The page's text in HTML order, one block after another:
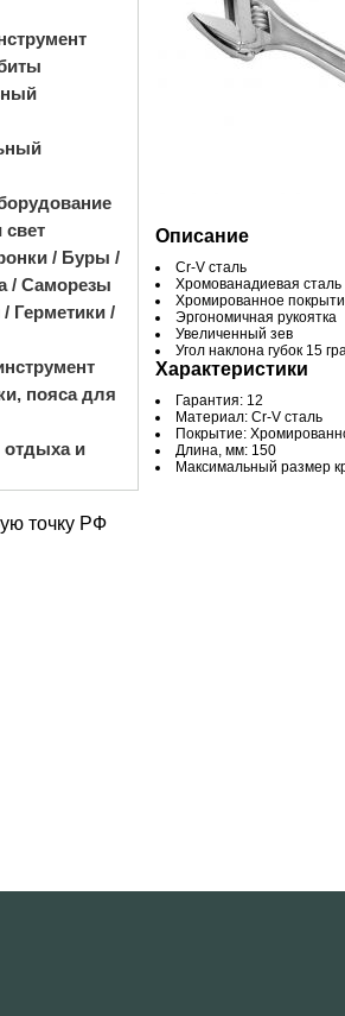
свет
/ Буры /
/ Саморезы
Герметики /
пояса для
и
точку РФ
Описание
Cr-V сталь
Хромованадиевая сталь
Хромированное
Эргономичная рукоятка
Увеличенный зев
Угол наклона губок 15
Характеристики
Гарантия: 12
Материал: Cr-V сталь
Покрытие:
Длина, мм: 150
Максимальный размер